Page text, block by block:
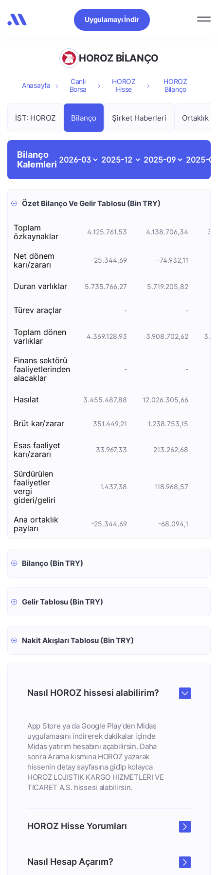
Uygulamayı İndir
HOROZ BİLANÇO
Anasayfa
Canlı
Borsa
HOROZ
Hisse
HOROZ
Bilanço
İST: HOROZ Bilanço Şirket Haberleri Ortaklık
Bilanço
Kalemleri
Özet Bilanço Ve Gelir Tablosu (Bin TRY)
toplam
özkaynaklar
4.125.761,53 4.138.706,34
net dönem
karı/zararı
-25.344,69 -74.932,11
duran varliklar 5.735.766,27 5.719.205,82
türev araçlar - -
toplam dönen
varlıklar
4.369.128,93 3.908.702,62
finans sektörü
faaliyetlerinden
alacaklar
- -
hasılat 3.455.487,88 12.026.305,66
brüt kar/zarar 351.449,21 1.238.753,15
esas faali̇yet
kari/zarari
33.967,33 213.262,68
sürdürülen
faaliyetler
vergi
gideri/geliri
1.437,38 118.968,57
ana ortaklık
payları
-25.344,69 -68.094,1
Bilanço (Bin TRY)
Gelir Tablosu (Bin TRY)
Nakit Akışları Tablosu (Bin TRY)
Nasıl HOROZ hissesi alabilirim?
App Store ya da Google Play'den Midas
uygulamasını indirerek dakikalar içinde
Midas yatırım hesabını açabilirsin. Daha
sonra Arama kısmına HOROZ yazarak
hissenin detay sayfasına gidip kolayca
HOROZ LOJISTIK KARGO HIZMETLERI VE
TICARET A.S. hissesi alabilirsin.
HOROZ Hisse Yorumları
Nasıl Hesap Açarım?